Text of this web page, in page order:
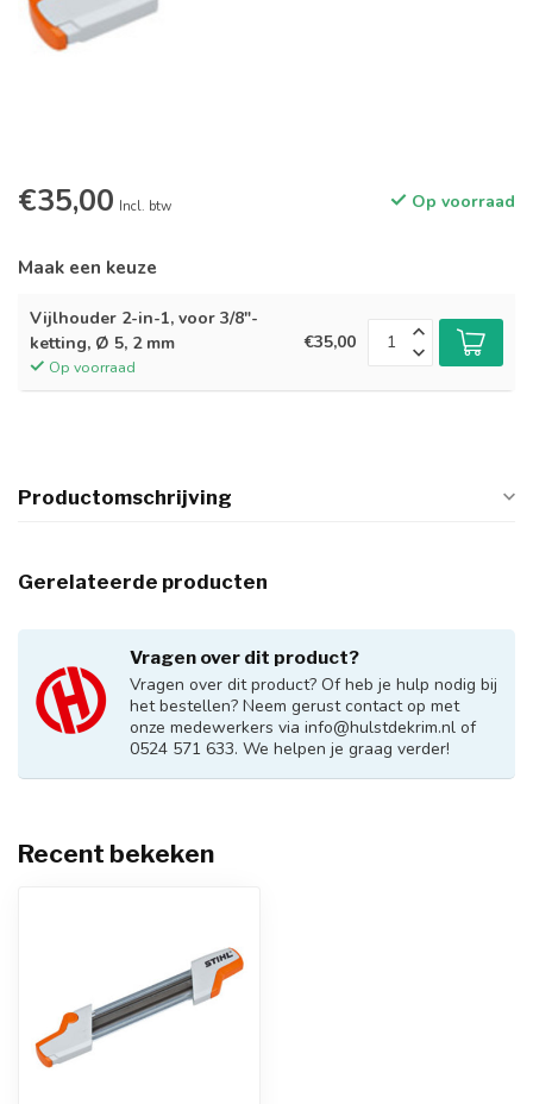
€35,00 Incl. btw Op voorraad
Maak een keuze
Vijlhouder 2-in-1, voor 3/8"-
ketting, Ø 5, 2 mm
Op voorraad
€35,00
Productomschrijving
Gerelateerde producten
Vragen over dit product?
Vragen over dit product? Of heb je hulp nodig bij
het bestellen? Neem gerust contact op met
onze medewerkers via info@hulstdekrim.nl of
0524 571 633. We helpen je graag verder!
Recent bekeken